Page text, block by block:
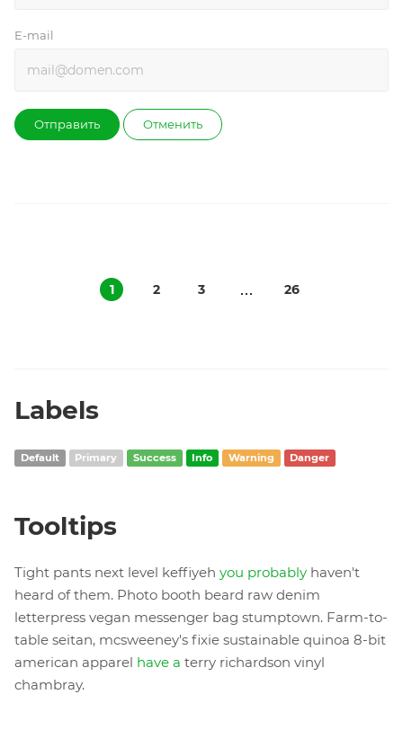
E-mail
Отправить Отменить
1 2 3 26
Labels
Default Primary Success Info Warning Danger
Tooltips
Tight pants next level keffiyeh you probably haven't
heard of them. Photo booth beard raw denim
letterpress vegan messenger bag stumptown. Farm-to-
table seitan, mcsweeney's fixie sustainable quinoa 8-bit
american apparel have a terry richardson vinyl
chambray.